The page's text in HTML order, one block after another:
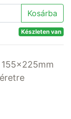
Kosárba
Készleten van